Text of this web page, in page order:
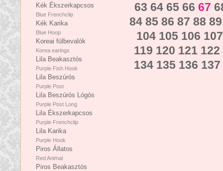
Kék Ékszerkapcsos
Blue Frenchclip
Kék Karika
Blue Hoop
Koreai fülbevalók
Korea earings
Lila Beakasztós
Purple Fish Hook
Lila Beszúrós
Purple Post
Lila Beszúrós Lógós
Purple Post Long
Lila Ékszerkapcsos
Purple Frenchclip
Lila Karika
Purple Hook
Piros Állatos
Red Animal
Piros Beakasztós
63 64 65 66 67
84 85 86 87 88 89
104 105 106 107
119 120 121 122
134 135 136 137